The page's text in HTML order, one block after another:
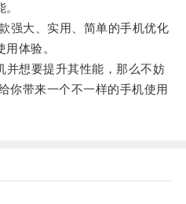
大、实用、简单的手机优化
体验。
想要提升其性能，那么不妨
你带来一个不一样的手机使用